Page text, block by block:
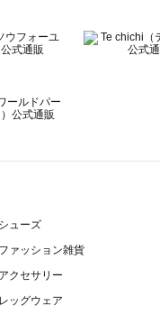
シューズ
ファッション雑貨
アクセサリー
レッグウェア